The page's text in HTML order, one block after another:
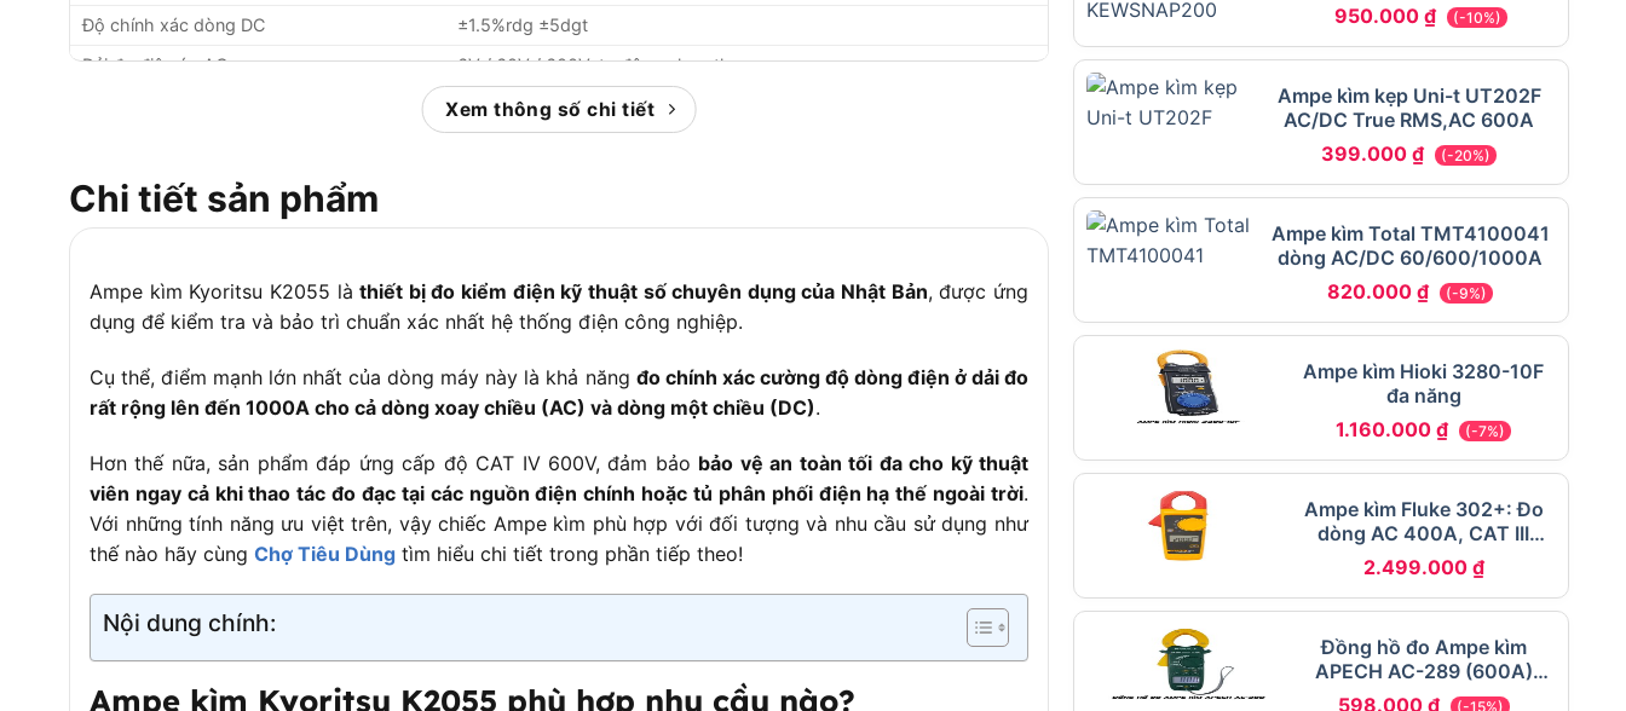
Độ chính xác dòng DC
±1.5%rdg ±5dgt
Dải đo điện áp AC
6V / 60V / 600V, tự động chọn thang
±1.3%rdg ±4dgt ở 50/60Hz; ±3.0%rdg ±5dgt ở 40–400Hz
Độ chính xác điện áp DC
Dải đo điện trở
600Ω / 6kΩ / 60kΩ / 600kΩ / 6MΩ / 60MΩ
Kiểm tra thông mạch
Có, còi kêu ở khoảng 100Ω
Duty cycle
0.1 – 99.9%
Kích thước kẹp dây
Ø40mm
Màn hình
6039 counts, có Bar Graph
Độ phân giải tối thiểu
0.1A
Tính năng cảnh báo điện áp không tiếp xúc
Có, đèn LED đỏ cảnh báo khi phát hiện điện áp AC
Nguồn cấp
Kích thước
254 × 82 × 36mm
Trọng lượng
Khoảng 310g
Xem thông số chi tiết
Chi tiết sản phẩm
Ampe kìm Kyoritsu K2055 làthiết bị đo kiểm điện kỹ thuật số chuyên dụng của Nhật Bản, được ứng
dụng để kiểm tra và bảo trì chuẩn xác nhất hệ thống điện công nghiệp.
Cụ thể, điểm mạnh lớn nhất của dòng máy này là khả năng đo chính xác cường độ dòng điện ở dải đo
rất rộng lên đến 1000A cho cả dòng xoay chiều (AC) và dòng một chiều (DC).
Hơn thế nữa, sản phẩm đáp ứng cấp độ CAT IV 600V, đảm bảo bảo vệ an toàn tối đa cho kỹ thuật
viên ngay cả khi thao tác đo đạc tại các nguồn điện chính hoặc tủ phân phối điện hạ thế ngoài trời.
Với những tính năng ưu việt trên, vậy chiếc Ampe kìm phù hợp với đối tượng và nhu cầu sử dụng như
thế nào hãy cùng Chợ Tiêu Dùng tìm hiểu chi tiết trong phần tiếp theo!
Nội dung chính:
Ampe kìm Kyoritsu K2055 phù hợp nhu cầu nào?
950.000₫ (-10%)
Ampe kìm kẹp Uni-t UT202F
AC/DC True RMS,AC 600A
399.000₫ (-20%)
Ampe kìm Total TMT4100041
dòng AC/DC 60/600/1000A
820.000₫ (-9%)
Ampe kìm Hioki 3280-10F
đa năng
1.160.000₫ (-7%)
Ampe kìm Fluke 302+: Đo
dòng AC 400A, CAT III
600V
2.499.000 ₫
Đồng hồ đo Ampe kìm
APECH AC-289 (600A)
dòng AC
598.000 ₫ (-15%)